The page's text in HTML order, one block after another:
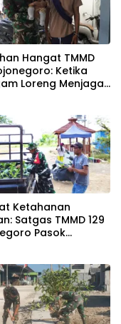
Hangat TMMD
Ketika
Loreng Menjaga
Ketahanan
Satgas TMMD 129
Pasok